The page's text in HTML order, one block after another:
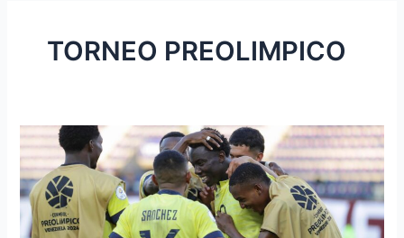
TORNEO PREOLIMPICO
Colombia
cayó
3-
0
ante